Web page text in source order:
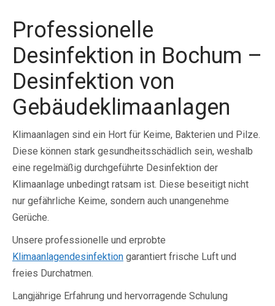
Professionelle
Desinfektion in Bochum –
Desinfektion von
Gebäudeklimaanlagen
Klimaanlagen sind ein Hort für Keime, Bakterien und Pilze.
Diese können stark gesundheitsschädlich sein, weshalb
eine regelmäßig durchgeführte Desinfektion der
Klimaanlage unbedingt ratsam ist. Diese beseitigt nicht
nur gefährliche Keime, sondern auch unangenehme
Gerüche.
Unsere professionelle und erprobte
Klimaanlagendesinfektion garantiert frische Luft und
freies Durchatmen.
Langjährige Erfahrung und hervorragende Schulung